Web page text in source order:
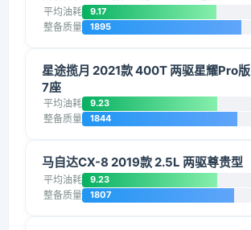
平均油耗 9.17
整备质量 1895
星途揽月 2021款 400T 两驱星耀Pro版
7座
平均油耗 9.23
整备质量 1844
马自达CX-8 2019款 2.5L 两驱尊贵型
平均油耗 9.23
整备质量 1807